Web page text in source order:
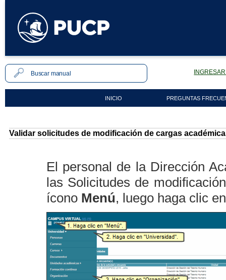
INICIO PREGUNTAS
Validar solicitudes de modificación de cargas
El personal de la Dirección
las Solicitudes de
ícono Menú, luego haga clic en